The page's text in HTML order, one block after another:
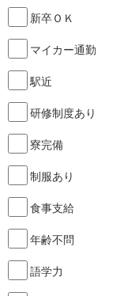
新卒ＯＫ
マイカー通勤
駅近
研修制度あり
寮完備
制服あり
食事支給
年齢不問
語学力